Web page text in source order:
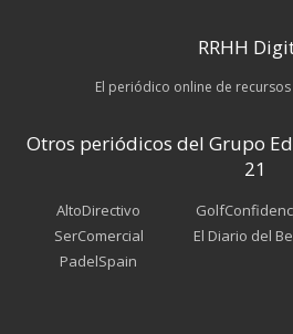
RRHH
El periódico online de
Otros periódicos del Grupo
21
AltoDirectivo
SerComercial
PadelSpain
El Diario del